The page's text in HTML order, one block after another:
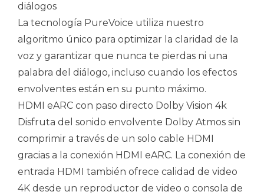
diálogos
La tecnología PureVoice utiliza nuestro
algoritmo único para optimizar la claridad de la
voz y garantizar que nunca te pierdas ni una
palabra del diálogo, incluso cuando los efectos
envolventes están en su punto máximo.
HDMI eARC con paso directo Dolby Vision 4k
Disfruta del sonido envolvente Dolby Atmos sin
comprimir a través de un solo cable HDMI
gracias a la conexión HDMI eARC. La conexión de
entrada HDMI también ofrece calidad de video
4K desde un reproductor de video o consola de